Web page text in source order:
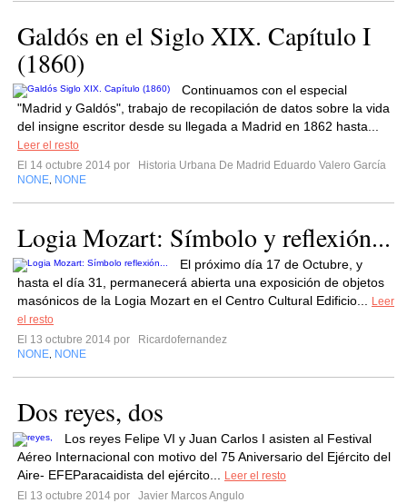
Galdós en el Siglo XIX. Capítulo I
(1860)
Continuamos con el especial
"Madrid y Galdós", trabajo de recopilación de datos sobre la vida
del insigne escritor desde su llegada a Madrid en 1862 hasta...
Leer el resto
El 14 octubre 2014 por
Historia Urbana De Madrid Eduardo Valero García
NONE NONE
Logia Mozart: Símbolo y reflexión...
El próximo día 17 de Octubre, y
hasta el día 31, permanecerá abierta una exposición de objetos
masónicos de la Logia Mozart en el Centro Cultural Edificio...
Leer
el resto
El 13 octubre 2014 por
Ricardofernandez
NONE NONE
Dos reyes, dos
Los reyes Felipe VI y Juan Carlos I asisten al Festival
Aéreo Internacional con motivo del 75 Aniversario del Ejército del
Aire- EFEParacaidista del ejército...
Leer el resto
El 13 octubre 2014 por
Javier Marcos Angulo